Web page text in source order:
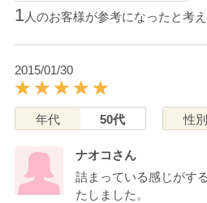
1人のお客様が参考になったと考
2015/01/30
年代 50代 性別
ナオコさん
詰まっている感じがす
たしました。